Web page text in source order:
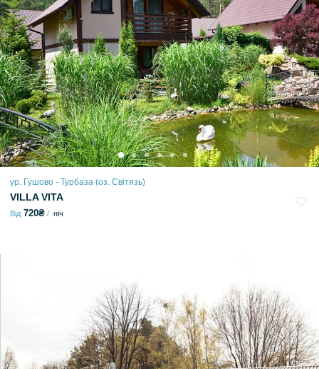
ур. Гушово - Турбаза (оз. Світязь)
VILLA VITA
Від 720₴ ніч